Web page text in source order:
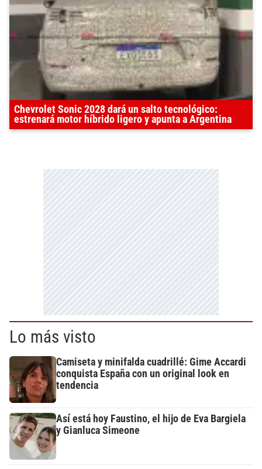
Chevrolet Sonic 2028 dará un salto tecnológico:
estrenará motor híbrido ligero y apunta a Argentina
Lo más visto
Camiseta y minifalda cuadrillé: Gime Accardi
conquista España con un original look en
tendencia
Así está hoy Faustino, el hijo de Eva Bargiela
y Gianluca Simeone